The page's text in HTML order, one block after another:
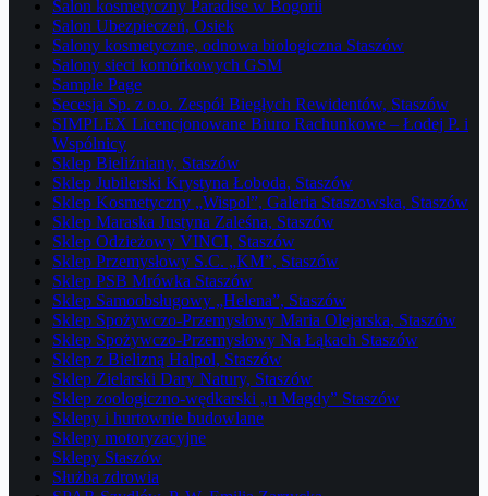
Salon kosmetyczny Paradise w Bogorii
Salon Ubezpieczeń, Osiek
Salony kosmetyczne, odnowa biologiczna Staszów
Salony sieci komórkowych GSM
Sample Page
Secesja Sp. z o.o. Zespół Biegłych Rewidentów, Staszów
SIMPLEX Licencjonowane Biuro Rachunkowe – Łodej P. i
Wspólnicy
Sklep Bieliźniany, Staszów
Sklep Jubilerski Krystyna Łoboda, Staszów
Sklep Kosmetyczny „Wispol”, Galeria Staszowska, Staszów
Sklep Maraska Justyna Zaleśna, Staszów
Sklep Odzieżowy VINCI, Staszów
Sklep Przemysłowy S.C. „KM”, Staszów
Sklep PSB Mrówka Staszów
Sklep Samoobsługowy „Helena”, Staszów
Sklep Spożywczo-Przemysłowy Maria Olejarska, Staszów
Sklep Spożywczo-Przemysłowy Na Łąkach Staszów
Sklep z Bielizną Halpol, Staszów
Sklep Zielarski Dary Natury, Staszów
Sklep zoologiczno-wędkarski „u Magdy” Staszów
Sklepy i hurtownie budowlane
Sklepy motoryzacyjne
Sklepy Staszów
Służba zdrowia